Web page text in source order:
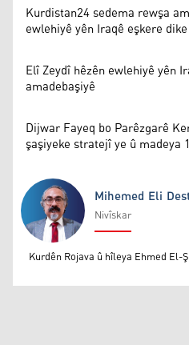
Kurdistan24 sedema rewşa
ewlehiyê yên Iraqê eşkere dike
Elî Zeydî hêzên ewlehiyê yên
amadebaşiyê
Dijwar Fayeq bo Parêzgarê
şaşiyeke stratejî ye û madeya
Mihemed Eli Destmalî
Mihemed Eli
Nivîskar
Kurdên Rojava û hîleya Ehmed El-